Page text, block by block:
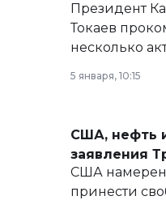
Президент
Токаев
несколько
армии,
5 января, 10:15
США, нефть
заявления
США
принести